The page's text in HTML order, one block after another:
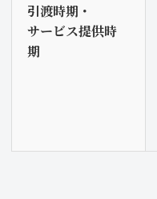
引渡時期・
サービス提供時
期